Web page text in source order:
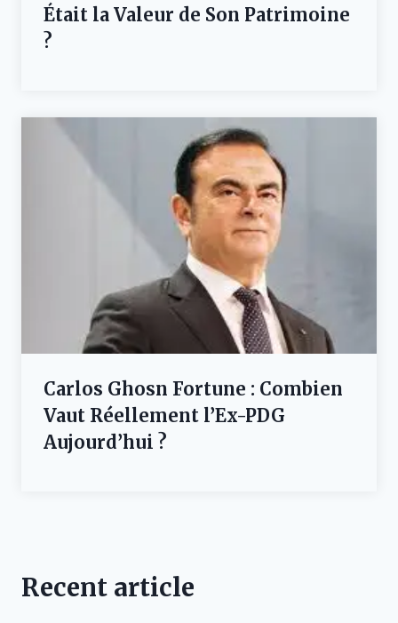
Était la Valeur de Son Patrimoine
?
Carlos Ghosn Fortune : Combien
Vaut Réellement l’Ex-PDG
Aujourd’hui ?
Recent article